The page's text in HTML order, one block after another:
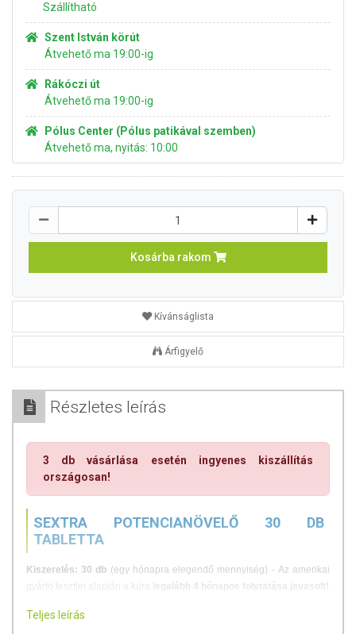
Szállítható
Szent István körút
Átvehető ma 19:00-ig
Rákóczi út
Átvehető ma 19:00-ig
Pólus Center (Pólus patikával szemben)
Átvehető ma, nyitás: 10:00
Kosárba rakom
Kívánságlista
Árfigyelő
Részletes leírás
3 db vásárlása esetén ingyenes kiszállítás
országosan!
SEXTRA POTENCIANÖVELŐ 30 DB
TABLETTA
Kiszerelés: 30 db (egy hónapra elegendő mennyiség) - Az amerikai
gyártó tesztjei alapján a kúra
legalább 4 hónapos folytatása javasolt!
A SEXTRA egy kizárólag gyógynövényeket tartalmazó étrend-
Teljes leírás